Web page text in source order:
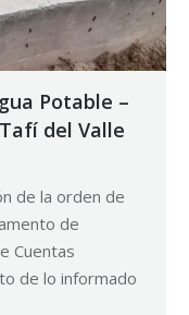
Potable –
del Valle
de la orden de
de
Cuentas
de lo informado